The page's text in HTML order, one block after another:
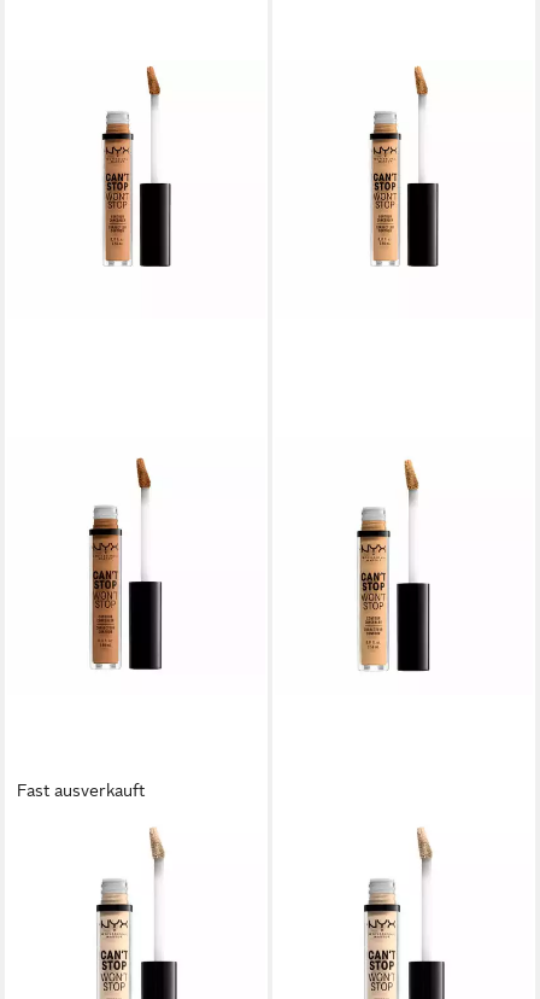
Fast ausverkauft
NYX PROFESSIONAL MAKE UP
Concealer Cant Stop Wont
Stop Full Coverage Contour
Concealer Neutral Buff 3,5ml
ab 18,53 €
(5.294,29 €/ 1 l)
lieferbar in 3 Wochen
NYX PROFESSIONAL MAKE UP
Concealer Can't Stop Won't
Stop Full Coverage Contour
Concealer True Beige 3,5ml
ab 17,21 €
(4.917,14 €/ 1 l)
lieferbar in 3 Wochen